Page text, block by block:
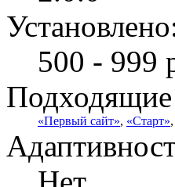
500 - 999
Подходящие
«Первый сайт», «Старт»,